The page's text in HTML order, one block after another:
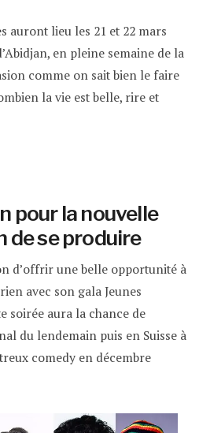
auront lieu les 21 et 22 mars
en pleine semaine de la
comme on sait bien le faire
la vie est belle, rire et
pour la nouvelle
de se produire
d’offrir une belle opportunité à
avec son gala Jeunes
soirée aura la chance de
du lendemain puis en Suisse à
comedy en décembre